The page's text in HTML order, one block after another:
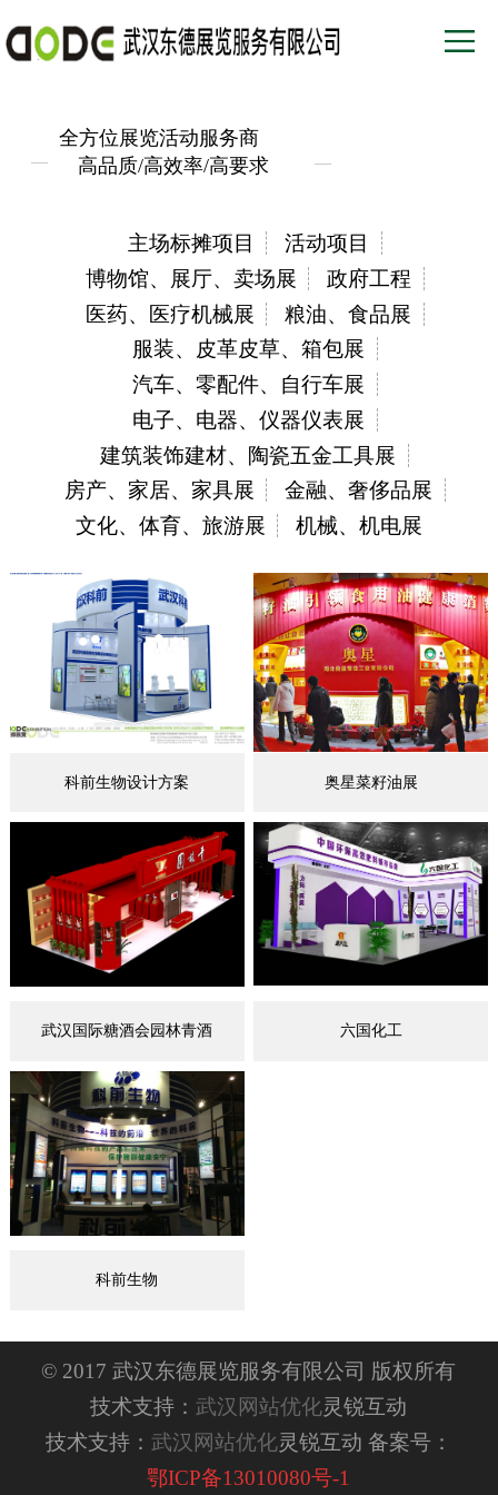
全方位展览活动服务商
高品质/高效率/高要求
主场标摊项目
活动项目
博物馆、展厅、卖场展
政府工程
医药、医疗机械展
粮油、食品展
服装、皮革皮草、箱包展
汽车、零配件、自行车展
电子、电器、仪器仪表展
建筑装饰建材、陶瓷五金工具展
房产、家居、家具展
金融、奢侈品展
文化、体育、旅游展
机械、机电展
科前生物设计方案 奥星菜籽油展
武汉国际糖酒会园林青酒 六国化工
科前生物
© 2017 武汉东德展览服务有限公司 版权所有
技术支持： 武汉网站优化灵锐互动
技术支持： 武汉网站优化灵锐互动 备案号：
鄂ICP备13010080号-1